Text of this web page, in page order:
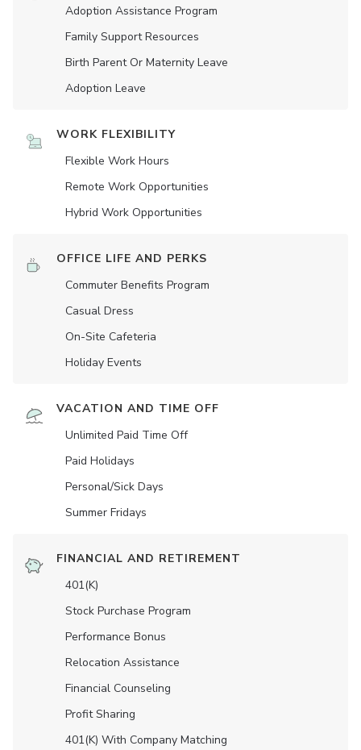
Adoption Assistance Program
Family Support Resources
Birth Parent Or Maternity Leave
Adoption Leave
WORK FLEXIBILITY
Flexible Work Hours
Remote Work Opportunities
Hybrid Work Opportunities
OFFICE LIFE AND PERKS
Commuter Benefits Program
Casual Dress
On-Site Cafeteria
Holiday Events
VACATION AND TIME OFF
Unlimited Paid Time Off
Paid Holidays
Personal/Sick Days
Summer Fridays
FINANCIAL AND RETIREMENT
401(K)
Stock Purchase Program
Performance Bonus
Relocation Assistance
Financial Counseling
Profit Sharing
401(K) With Company Matching